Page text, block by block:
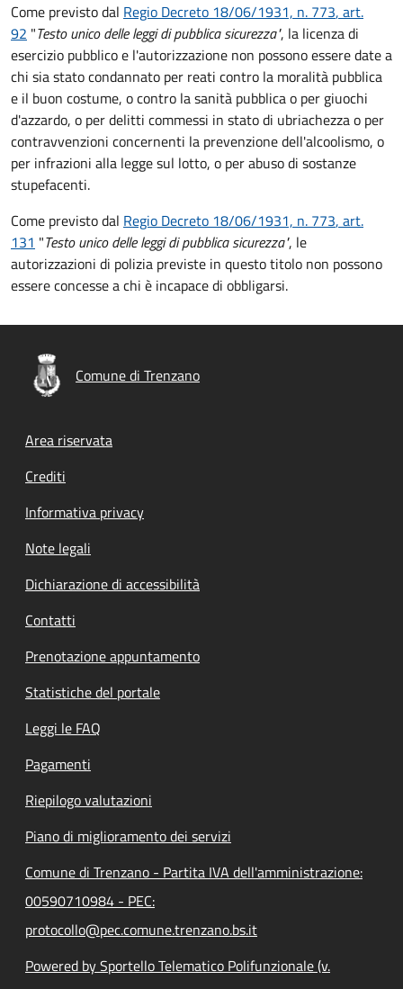
Come previsto dal Regio Decreto 18/06/1931, n. 773, art.
92 "Testo unico delle leggi di pubblica sicurezza", la licenza di
esercizio pubblico e l'autorizzazione non possono essere date a
chi sia stato condannato per reati contro la moralità pubblica
e il buon costume, o contro la sanità pubblica o per giuochi
d'azzardo, o per delitti commessi in stato di ubriachezza o per
contravvenzioni concernenti la prevenzione dell'alcoolismo, o
per infrazioni alla legge sul lotto, o per abuso di sostanze
stupefacenti.
Come previsto dal Regio Decreto 18/06/1931, n. 773, art.
131 "Testo unico delle leggi di pubblica sicurezza", le
autorizzazioni di polizia previste in questo titolo non possono
essere concesse a chi è incapace di obbligarsi.
Comune di Trenzano
Footer menu
Area riservata
Crediti
Informativa privacy
Note legali
Dichiarazione di accessibilità
Contatti
Prenotazione appuntamento
Statistiche del portale
Leggi le FAQ
Pagamenti
Riepilogo valutazioni
Piano di miglioramento dei servizi
Comune di Trenzano - Partita IVA dell'amministrazione:
00590710984 - PEC:
protocollo@pec.comune.trenzano.bs.it
Powered by Sportello Telematico Polifunzionale (v.